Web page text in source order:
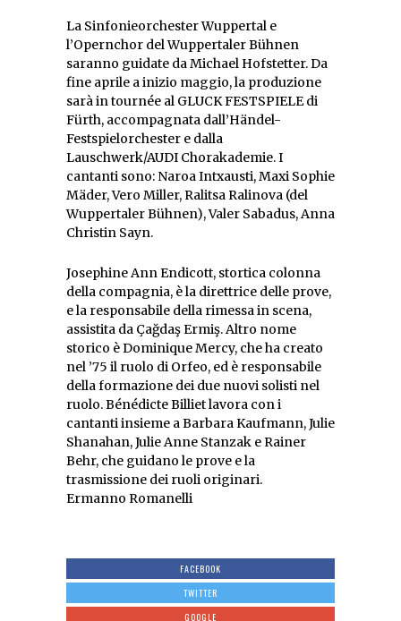
La Sinfonieorchester Wuppertal e
l’Opernchor del Wuppertaler Bühnen
saranno guidate da Michael Hofstetter. Da
fine aprile a inizio maggio, la produzione
sarà in tournée al GLUCK FESTSPIELE di
Fürth, accompagnata dall’Händel-
Festspielorchester e dalla
Lauschwerk/AUDI Chorakademie. I
cantanti sono: Naroa Intxausti, Maxi Sophie
Mäder, Vero Miller, Ralitsa Ralinova (del
Wuppertaler Bühnen), Valer Sabadus, Anna
Christin Sayn.
Josephine Ann Endicott, stortica colonna
della compagnia, è la direttrice delle prove,
e la responsabile della rimessa in scena,
assistita da Çağdaş Ermiş. Altro nome
storico è Dominique Mercy, che ha creato
nel ’75 il ruolo di Orfeo, ed è responsabile
della formazione dei due nuovi solisti nel
ruolo. Bénédicte Billiet lavora con i
cantanti insieme a Barbara Kaufmann, Julie
Shanahan, Julie Anne Stanzak e Rainer
Behr, che guidano le prove e la
trasmissione dei ruoli originari.
Ermanno Romanelli
FACEBOOK
TWITTER
GOOGLE